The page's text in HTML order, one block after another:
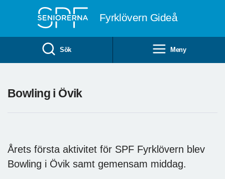
Fyrklövern Gideå
Sök Meny
Bowling i Övik
Årets första aktivitet för SPF Fyrklövern blev
Bowling i Övik samt gemensam middag.